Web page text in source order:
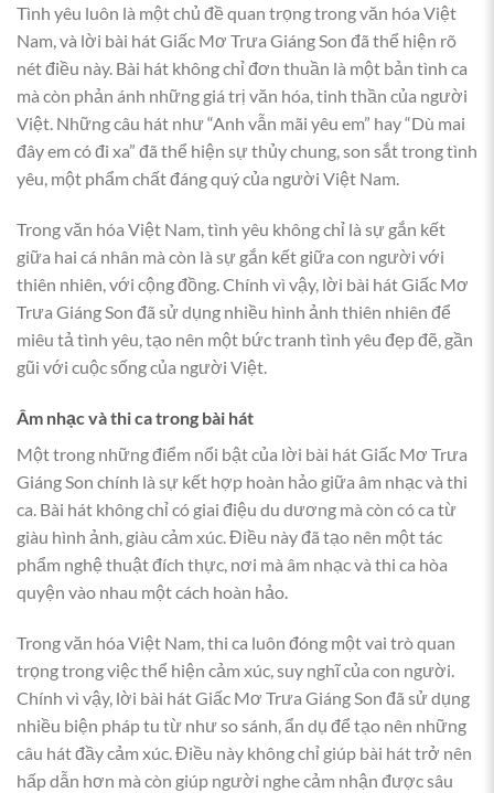
Tình yêu luôn là một chủ đề quan trọng trong văn hóa Việt
Nam, và lời bài hát Giấc Mơ Trưa Giáng Son đã thể hiện rõ
nét điều này. Bài hát không chỉ đơn thuần là một bản tình ca
mà còn phản ánh những giá trị văn hóa, tinh thần của người
Việt. Những câu hát như “Anh vẫn mãi yêu em” hay “Dù mai
đây em có đi xa” đã thể hiện sự thủy chung, son sắt trong tình
yêu, một phẩm chất đáng quý của người Việt Nam.
Trong văn hóa Việt Nam, tình yêu không chỉ là sự gắn kết
giữa hai cá nhân mà còn là sự gắn kết giữa con người với
thiên nhiên, với cộng đồng. Chính vì vậy, lời bài hát Giấc Mơ
Trưa Giáng Son đã sử dụng nhiều hình ảnh thiên nhiên để
miêu tả tình yêu, tạo nên một bức tranh tình yêu đẹp đẽ, gần
gũi với cuộc sống của người Việt.
Âm nhạc và thi ca trong bài hát
Một trong những điểm nổi bật của lời bài hát Giấc Mơ Trưa
Giáng Son chính là sự kết hợp hoàn hảo giữa âm nhạc và thi
ca. Bài hát không chỉ có giai điệu du dương mà còn có ca từ
giàu hình ảnh, giàu cảm xúc. Điều này đã tạo nên một tác
phẩm nghệ thuật đích thực, nơi mà âm nhạc và thi ca hòa
quyện vào nhau một cách hoàn hảo.
Trong văn hóa Việt Nam, thi ca luôn đóng một vai trò quan
trọng trong việc thể hiện cảm xúc, suy nghĩ của con người.
Chính vì vậy, lời bài hát Giấc Mơ Trưa Giáng Son đã sử dụng
nhiều biện pháp tu từ như so sánh, ẩn dụ để tạo nên những
câu hát đầy cảm xúc. Điều này không chỉ giúp bài hát trở nên
hấp dẫn hơn mà còn giúp người nghe cảm nhận được sâu